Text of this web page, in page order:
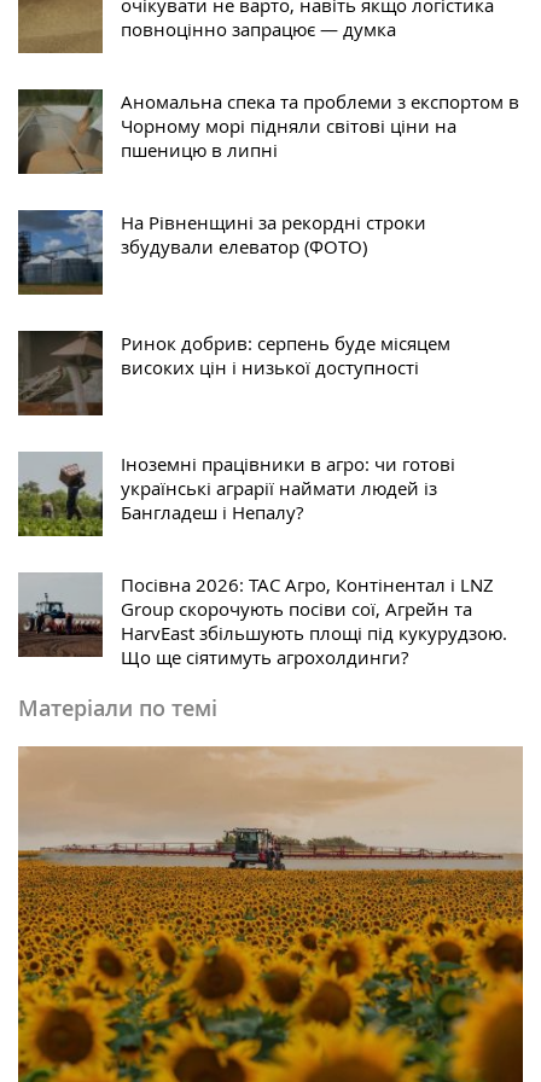
очікувати не варто, навіть якщо логістика
повноцінно запрацює — думка
Аномальна спека та проблеми з експортом в
Чорному морі підняли світові ціни на
пшеницю в липні
На Рівненщині за рекордні строки
збудували елеватор (ФОТО)
Ринок добрив: серпень буде місяцем
високих цін і низької доступності
Іноземні працівники в агро: чи готові
українські аграрії наймати людей із
Бангладеш і Непалу?
Посівна 2026: ТАС Агро, Контінентал і LNZ
Group скорочують посіви сої, Агрейн та
HarvEast збільшують площі під кукурудзою.
Що ще сіятимуть агрохолдинги?
Матеріали по темі